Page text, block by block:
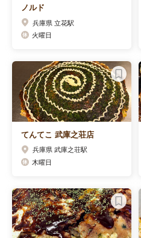
ノルド
兵庫県 立花駅
火曜日
てんてこ 武庫之荘店
兵庫県 武庫之荘駅
木曜日